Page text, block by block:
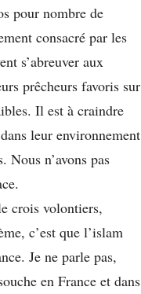
pour nombre de
consacré par les
s’abreuver aux
prêcheurs favoris sur
Il est à craindre
leur environnement
Nous n’avons pas
crois volontiers,
c’est que l’islam
Je ne parle pas,
en France et dans